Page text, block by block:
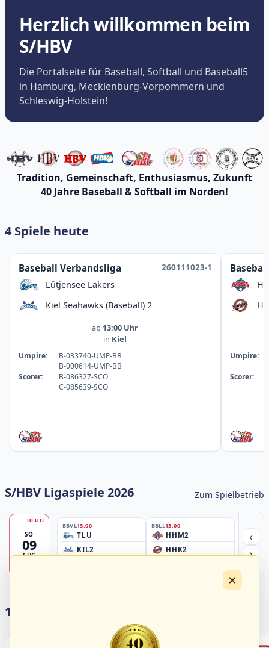
Herzlich willkommen beim
S/HBV
Die Portalseite für Baseball, Softball und Baseball5
in Hamburg, Mecklenburg-Vorpommern und
Schleswig-Holstein!
Tradition, Gemeinschaft, Enthusiasmus, Zukunft
40 Jahre Baseball & Softball im Norden!
4 Spiele heute
Baseball Verbandsliga
260111023-1
Lütjensee Lakers
Kiel Seahawks (Baseball) 2
ab 13:00 Uhr
in Kiel
Umpire:
B-033740-UMP-BB
B-000614-UMP-BB
Scorer:
B-086327-SCO
C-085639-SCO
Umpire:
Scorer:
S/HBV Ligaspiele 2026 Zum Spielbetrieb
SO
09
AUG
HEUTE
BBVL13:00
TLU
KIL2
BBLL13:00
HHM2
HHK2
Ballpark
‹
›
17 Vereine im S/HBV
×